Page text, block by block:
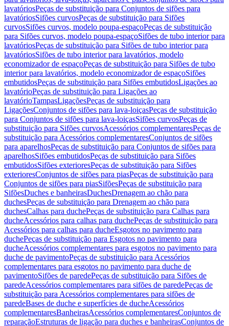
lavatóriosPeças de substituição para Conjuntos de sifões para
lavatóriosSifões curvosPeças de substituição para Sifões
curvosSifões curvos, modelo poupa-espaçoPeças de substituição
para Sifões curvos, modelo poupa-espaçoSifões de tubo interior para
lavatóriosPeças de substituição para Sifões de tubo interior para
lavatóriosSifões de tubo interior para lavatórios, modelo
economizador de espaçoPeças de substituição para Sifões de tubo
interior para lavatórios, modelo economizador de espaçoSifões
embutidosPeças de substituição para Sifões embutidosLigações ao
lavatórioPeças de substituição para Ligações ao
lavatórioTampasLigaçõesPeças de substituição para
LigaçõesConjuntos de sifões para lava-loiçasPeças de substituição
para Conjuntos de sifões para lava-loiçasSifões curvosPeças de
substituição para Sifões curvosAcessórios complementaresPeças de
substituição para Acessórios complementaresConjuntos de sifões
para aparelhosPeças de substituição para Conjuntos de sifões para
aparelhosSifões embutidosPeças de substituição para Sifões
embutidosSifões exterioresPeças de substituição para Sifões
exterioresConjuntos de sifões para piasPeças de substituição para
Conjuntos de sifões para piasSifõesPeças de substituição para
SifõesDuches e banheirasDuchesDrenagem ao chão para
duchesPeças de substituição para Drenagem ao chão para
duchesCalhas para duchePeças de substituição para Calhas para
ducheAcessórios para calhas para duchePeças de substituição para
Acessórios para calhas para ducheEsgotos no pavimento para
duchePeças de substituição para Esgotos no pavimento para
ducheAcessórios complementares para esgotos no pavimento para
duche de pavimentoPeças de substituição para Acessórios
complementares para esgotos no pavimento para duche de
pavimentoSifões de paredePeças de substituição para Sifões de
paredeAcessórios complementares para sifões de paredePeças de
substituição para Acessórios complementares para sifões de
paredeBases de duche e superfícies de ducheAcessórios
complementaresBanheirasAcessórios complementaresConjuntos de
reparaçãoEstruturas de ligação para duches e banheirasConjuntos de